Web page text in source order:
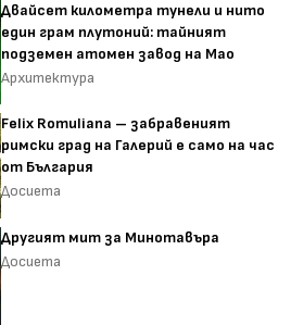
Двайсет километра тунели и нито
един грам плутоний: тайният
подземен атомен завод на Мао
Архитектура
Felix Romuliana – забравеният
римски град на Галерий е само на час
от България
Досиета
Другият мит за Минотавъра
Досиета